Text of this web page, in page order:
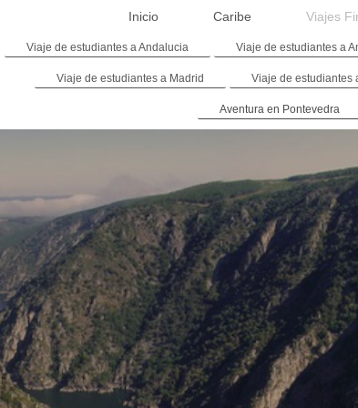
Inicio Caribe Viajes
Viaje de estudiantes a Andalucia Viaje de estudiantes a
Viaje de estudiantes a Madrid Viaje de estudiantes
Aventura en Pontevedra